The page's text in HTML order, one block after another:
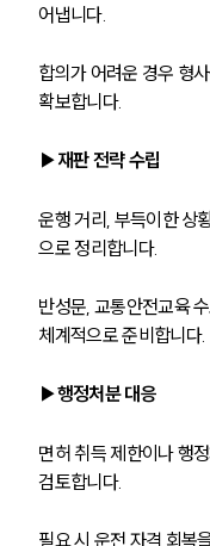
어냅니다.
합의가 어려운 경우 형
확보합니다.
▶재판 전략 수립
운행 거리, 부득이한 상
으로 정리합니다.
반성문, 교통안전교육
체계적으로 준비합니다.
▶행정처분 대응
면허 취득 제한이나 행
검토합니다.
필요 시 운전 자격 회복